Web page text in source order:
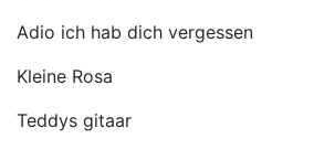
Adio ich hab dich vergessen
Kleine Rosa
Teddys gitaar